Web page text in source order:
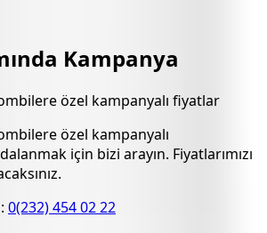
Kampanya
özel kampanyalı fiyatlar
özel kampanyalı
için bizi arayın. Fiyatlarımızı
0(232) 454 02 22